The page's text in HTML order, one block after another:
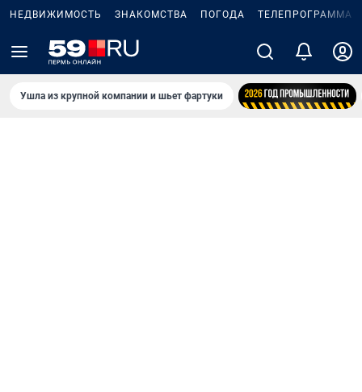
НЕДВИЖИМОСТЬ ЗНАКОМСТВА ПОГОДА ТЕЛЕПРОГРАММА
Ушла из крупной компании и шьет фартуки